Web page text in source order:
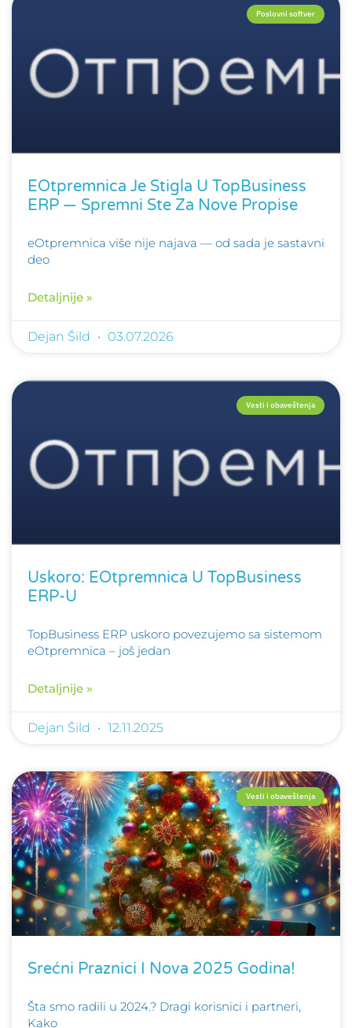
Poslovni softver
EOtpremnica Je Stigla U TopBusiness
ERP — Spremni Ste Za Nove Propise
eOtpremnica više nije najava — od sada je sastavni
deo
Detaljnije »
Dejan Šild 03.07.2026
Vesti i obaveštenja
Uskoro: EOtpremnica U TopBusiness
ERP-U
TopBusiness ERP uskoro povezujemo sa sistemom
eOtpremnica – još jedan
Detaljnije »
Dejan Šild 12.11.2025
Vesti i obaveštenja
Srećni Praznici I Nova 2025 Godina!
Šta smo radili u 2024.? Dragi korisnici i partneri,
Kako